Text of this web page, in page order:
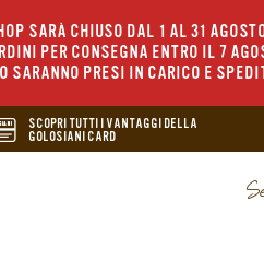
SARÀ CHIUSO DAL 1 AL 31
PER CONSEGNA ENTRO IL 7
PRESI IN CARICO E
SCOPRI TUTTI I VANTAGGI DELLA
GOLOSIANI CARD